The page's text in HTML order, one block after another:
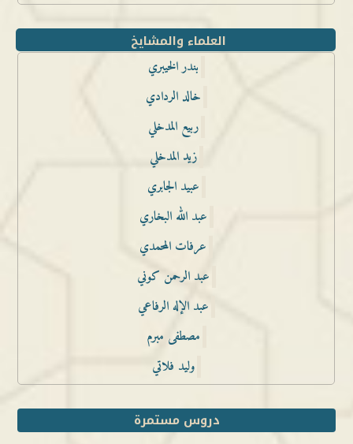
العلماء والمشايخ
بندر الخيبري
خالد الردادي
ربيع المدخلي
زيد المدخلي
عبيد الجابري
عبد الله البخاري
عرفات المحمدي
عبد الرحمن كوني
عبد الإله الرفاعي
مصطفى مبرم
وليد فلاتي
دروس مستمرة